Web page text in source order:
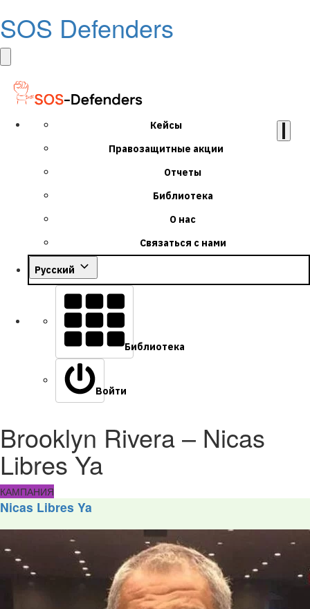
SOS Defenders
Кейсы
Правозащитные акции
Отчеты
Библиотека
О нас
Связаться с нами
Русский
Библиотека
Войти
Brooklyn Rivera – Nicas
Libres Ya
КАМПАНИЯ
Nicas Libres Ya